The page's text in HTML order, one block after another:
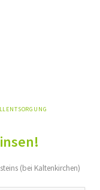
(bei Kaltenkirchen)